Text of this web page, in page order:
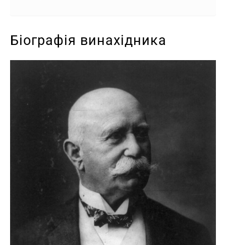
Біографія винахідника